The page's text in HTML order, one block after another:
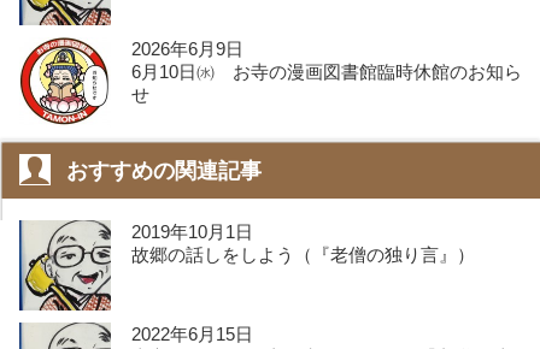
2026年6月9日
6月10日㈬ お寺の漫画図書館臨時休館のお知ら
せ
おすすめの関連記事
2019年10月1日
故郷の話しをしよう（『老僧の独り言』）
2022年6月15日